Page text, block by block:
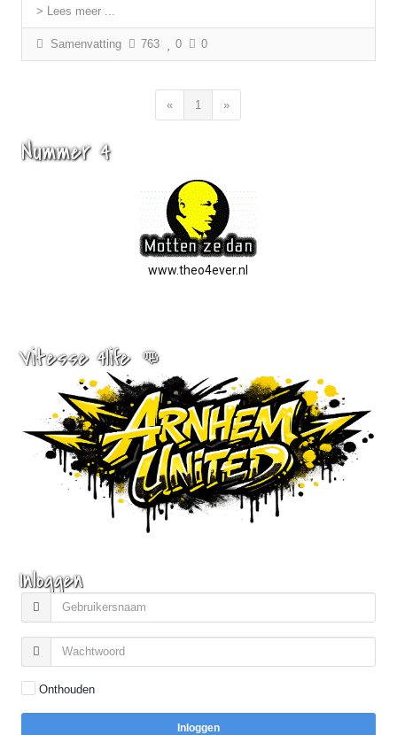
> Lees meer ...
Samenvatting 763 0 0
« 1 »
Nummer 4
www.theo4ever.nl
Vitesse 4life 👊
Inloggen
Onthouden
Inloggen